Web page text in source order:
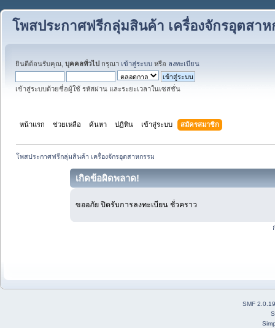
โพสประกาศฟรีกลุ่มสินค้า เครื่องจักรอุตสาห
ยินดีต้อนรับคุณ, บุคคลทั่วไป กรุณา เข้าสู่ระบบ หรือ ลงทะเบียน
เข้าสู่ระบบด้วยชื่อผู้ใช้ รหัสผ่าน และระยะเวลาในเซสชั่น
หน้าแรก ช่วยเหลือ ค้นหา ปฏิทิน เข้าสู่ระบบ สมัครสมาชิก
โพสประกาศฟรีกลุ่มสินค้า เครื่องจักรอุตสาหกรรม
เกิดข้อผิดพลาด!
ขออภัย ปิดรับการลงทะเบียน ชั่วคราว
SMF 2.0.19